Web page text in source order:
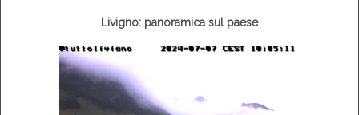
Livigno: panoramica sul paese